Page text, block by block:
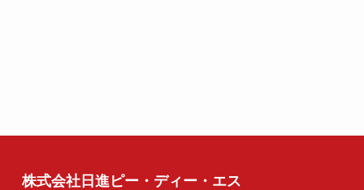
株式会社日進ピー・ディー・エス